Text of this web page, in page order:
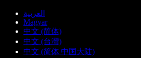
العربية
Magyar
中文 (简体)
中文 (台灣)
中文 (简体 中国大陆)